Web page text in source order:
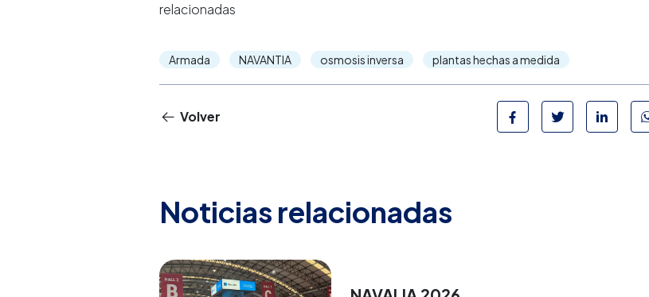
relacionadas
Armada NAVANTIA osmosis inversa plantas hechas a medida
Volver
Noticias relacionadas